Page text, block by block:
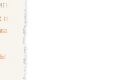
Сенсорная рецепция
сна